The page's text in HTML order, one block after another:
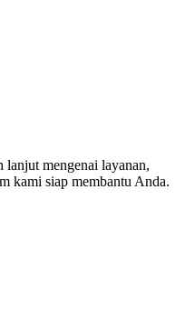
mengenai layanan,
kami siap membantu Anda.